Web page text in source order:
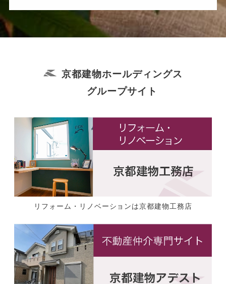
京都建物ホールディングス
グループサイト
リフォーム・リノベーションは京都建物工務店